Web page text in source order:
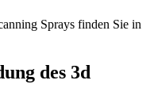
Sprays finden Sie in
des 3d